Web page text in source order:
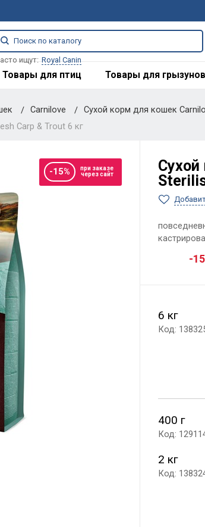
ищут: Royal Canin
Товары для птиц Товары для грызунов
Carnilove
Сухой корм для кошек
Carp & Trout 6 кг
-15%
при заказе
через сайт
Сухой
-
6 кг
Код:
400 г
Код:
2 кг
Код: